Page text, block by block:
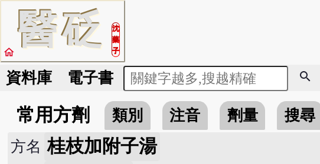
醫砭
沈
藥
子
home
資料庫 電子書 search
常用方劑 類別 注音 劑量 搜尋
方名 桂枝加附子湯